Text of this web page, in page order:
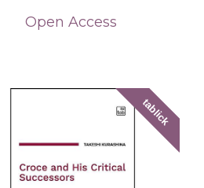
Open Access
tablick